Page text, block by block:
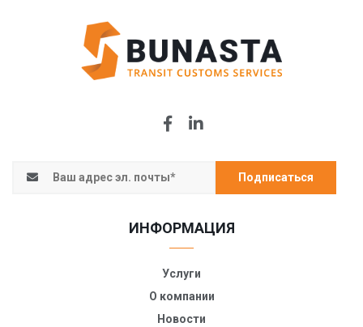
Подписаться
ИНФОРМАЦИЯ
Услуги
О компании
Новости